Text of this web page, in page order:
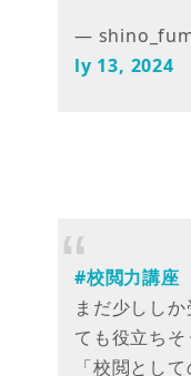
—
ly 13, 2024
#校閲力講座
まだ少しし
ても役立ち
「校閲とし